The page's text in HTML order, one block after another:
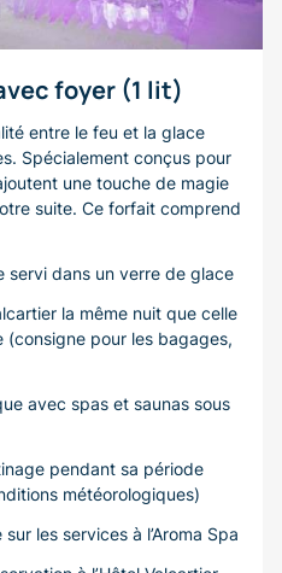
foyer (1 lit)
entre le feu et la glace
Spécialement conçus pour
une touche de magie
suite. Ce forfait comprend
servi dans un verre de glace
la même nuit que celle
(consigne pour les bagages,
avec spas et saunas sous
pendant sa période
météorologiques)
les services à l’Aroma Spa